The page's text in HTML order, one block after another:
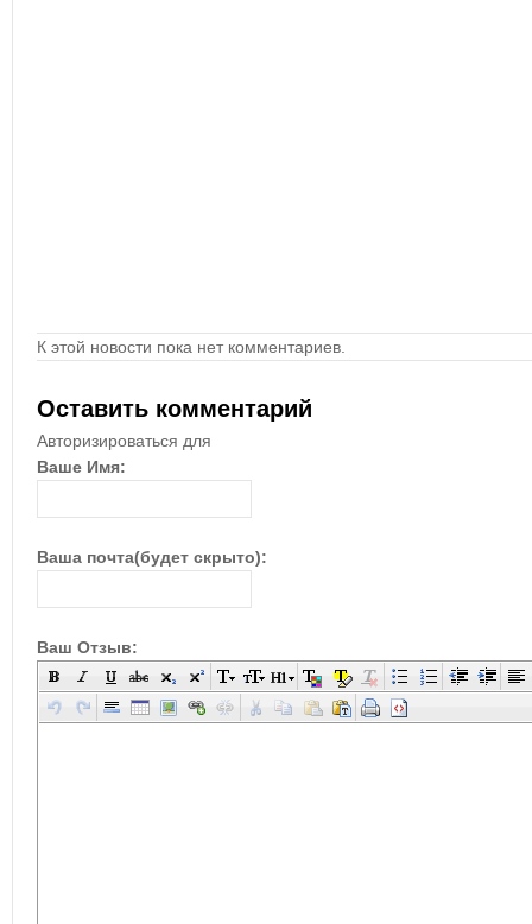
К этой новости пока нет комментариев.
Оставить комментарий
Авторизироваться для
Ваше Имя:
Ваша почта(будет скрыто):
Ваш Отзыв: